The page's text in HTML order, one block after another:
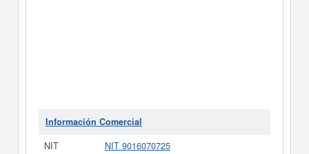
Información Comercial
NIT
NIT 9016070725